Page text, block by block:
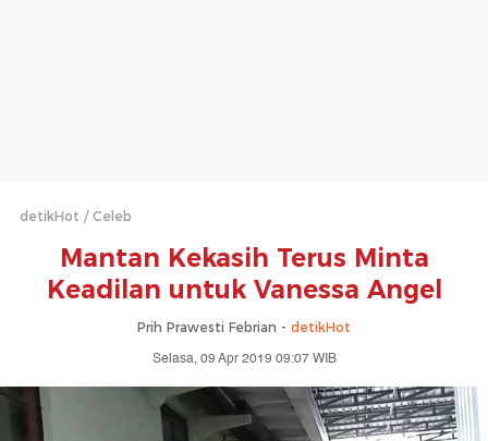
detikHot Celeb
Mantan Kekasih Terus Minta
Keadilan untuk Vanessa Angel
Prih Prawesti Febrian - detikHot
Selasa, 09 Apr 2019 09:07 WIB